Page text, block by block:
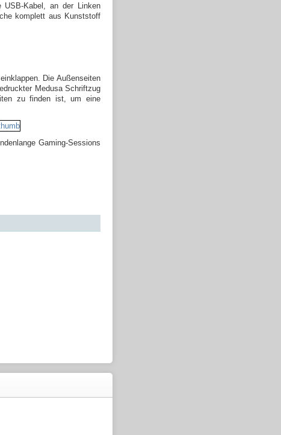
Kabel, an der Linken
komplett aus Kunststoff
Die Außenseiten
Medusa Schriftzug
zu finden ist, um eine
Gaming-Sessions